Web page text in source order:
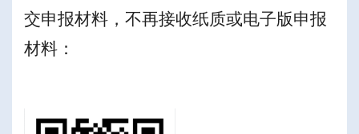
交申报材料，不再接收纸质或电子版申报
材料：